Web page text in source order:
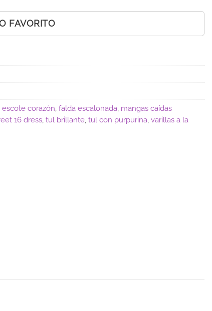
FAVORITO
escote corazón falda escalonada mangas caídas
16 dress tul brillante tul con purpurina varillas a la